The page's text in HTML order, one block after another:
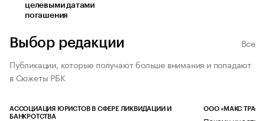
целевыми датами
погашения
Выбор редакции
Все
Публикации, которые получают больше внимания и попадают
в Сюжеты РБК
АССОЦИАЦИЯ ЮРИСТОВ В СФЕРЕ ЛИКВИДАЦИИ И
БАНКРОТСТВА
ООО «МАКС ТРАСТ»